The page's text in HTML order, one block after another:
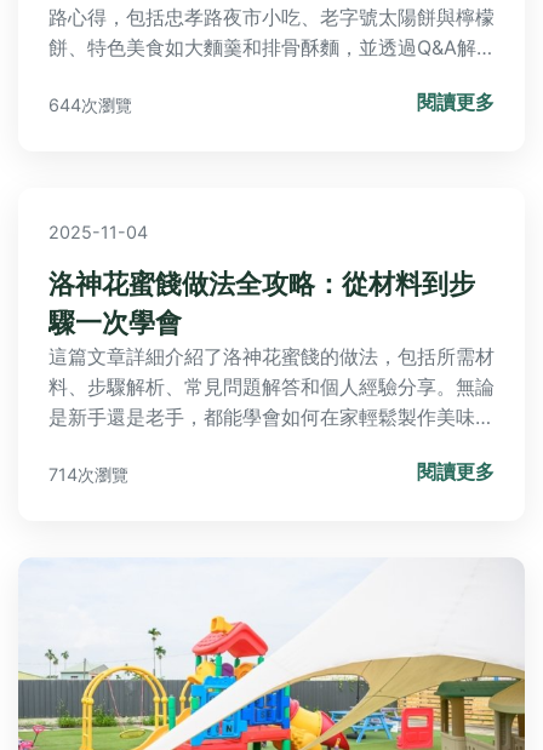
路心得，包括忠孝路夜市小吃、老字號太陽餅與檸檬
餅、特色美食如大麵羹和排骨酥麵，並透過Q&A解
讓你輕鬆規劃完美美食之旅。
644次瀏覽 閱讀更多
2025-11-04
洛神花蜜餞做法全攻略：從材料到步
驟一次學會
這篇文章詳細介紹了洛神花蜜餞的做法，包括所需材
料、步驟解析、常見問題解答和個人經驗分享。無論
是新手還是老手，都能學會如何在家輕鬆製作美味的
714次瀏覽 閱讀更多